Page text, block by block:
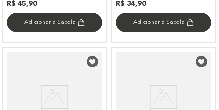
R$ 45,90
Adicionar à Sacola
R$ 34,90
Adicionar à Sacola